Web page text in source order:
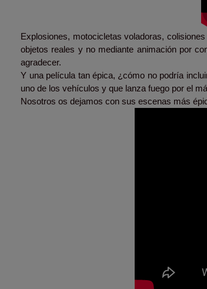
Explosiones, motocicletas voladoras,
objetos reales y no mediante animación por
agradecer.
Y una película tan épica, ¿cómo no podría
uno de los vehículos y que lanza fuego por el
Nosotros os dejamos con sus escenas más